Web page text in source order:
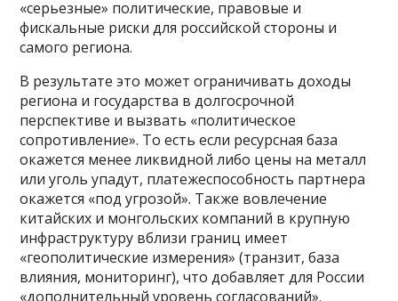
«серьезные» политические, правовые и
фискальные риски для российской стороны и
самого региона.
В результате это может ограничивать доходы
региона и государства в долгосрочной
перспективе и вызвать «политическое
сопротивление». То есть если ресурсная база
окажется менее ликвидной либо цены на металл
или уголь упадут, платежеспособность партнера
окажется «под угрозой». Также вовлечение
китайских и монгольских компаний в крупную
инфраструктуру вблизи границ имеет
«геополитические измерения» (транзит, база
влияния, мониторинг), что добавляет для России
«дополнительный уровень согласований».